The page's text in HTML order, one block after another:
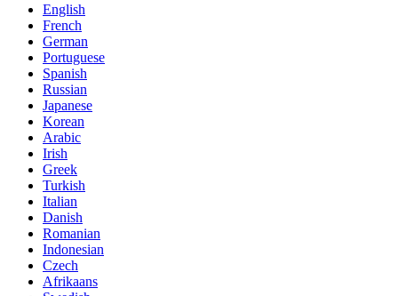
English
French
German
Portuguese
Spanish
Russian
Japanese
Korean
Arabic
Irish
Greek
Turkish
Italian
Danish
Romanian
Indonesian
Czech
Afrikaans